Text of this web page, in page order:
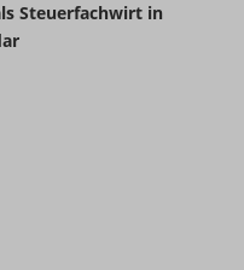
Steuerfachwirt in